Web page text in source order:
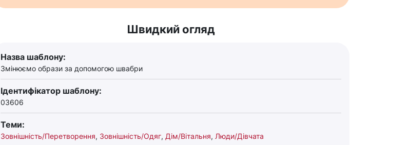
Швидкий огляд
Назва шаблону:
Змінюємо образи за допомогою швабри
Ідентифікатор шаблону:
03606
Теми:
Зовнішність/Перетворення, Зовнішність/Одяг, Дім/Вітальня, Люди/Дівчата